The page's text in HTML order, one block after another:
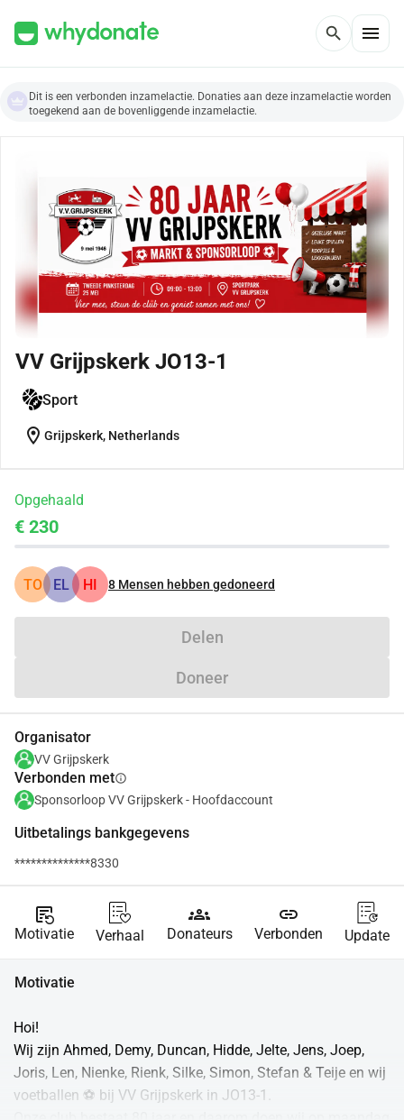
search menu
Dit is een verbonden inzamelactie. Donaties aan deze inzamelactie worden
toegekend aan de bovenliggende inzamelactie.
VV Grijpskerk JO13-1
Sport
location_on Grijpskerk, Netherlands
Opgehaald
€ 230
TO EL HI 8 Mensen hebben gedoneerd
Delen
Doneer
Organisator
VV Grijpskerk
Verbonden metinfo
Sponsorloop VV Grijpskerk - Hoofdaccount
Uitbetalings bankgegevens
**************8330
source_notes
Motivatie Verhaal
groups
Donateurs
link
Verbonden Update
Motivatie
Hoi!
Wij zijn Ahmed, Demy, Duncan, Hidde, Jelte, Jens, Joep,
Joris, Len, Nienke, Rienk, Silke, Simon, Stefan & Teije en wij
voetballen ⚽ bij VV Grijpskerk in JO13-1.